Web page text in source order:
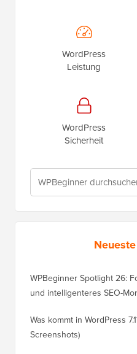
WordPress
Leistung
WordPress
Sicherheit
Neueste
WPBeginner Spotlight 26:
und intelligenteres SEO-
Was kommt in WordPress
Screenshots)